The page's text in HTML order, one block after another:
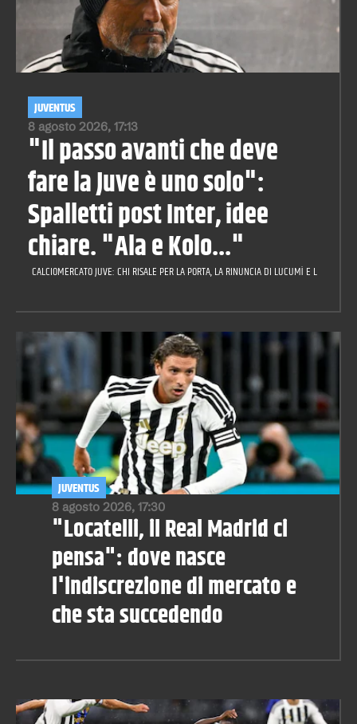
8 agosto 2026, 17:13
JUVENTUS
"Il passo avanti che deve
fare la Juve è uno solo":
Spalletti post Inter, idee
chiare. "Ala e Kolo..."
CALCIOMERCATO JUVE: CHI RISALE PER LA PORTA, LA RINUNCIA DI LUCUMÌ E LA
8 agosto 2026, 17:30
JUVENTUS
"Locatelli, il Real Madrid ci
pensa": dove nasce
l'indiscrezione di mercato e
che sta succedendo